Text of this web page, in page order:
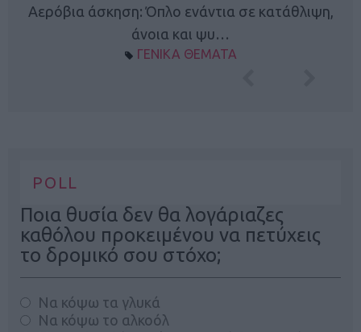
Αερόβια άσκηση: Όπλο ενάντια σε κατάθλιψη,
άνοια και ψυ…
ΓΕΝΙΚΑ ΘΕΜΑΤΑ
POLL
Ποια θυσία δεν θα λογάριαζες
καθόλου προκειμένου να πετύχεις
το δρομικό σου στόχο;
Να κόψω τα γλυκά
Να κόψω το αλκοόλ